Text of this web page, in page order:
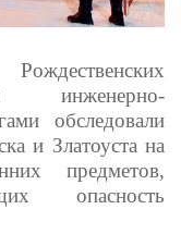
инженерно-
обследовали
и Златоуста на
предметов,
опасность